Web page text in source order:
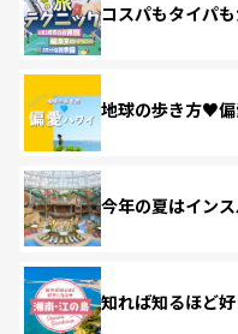
コスパもタイパ
地球の歩き方♥偏
今年の夏はインス
知れば知るほど